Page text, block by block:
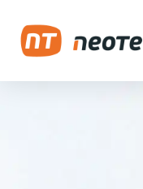
contenido